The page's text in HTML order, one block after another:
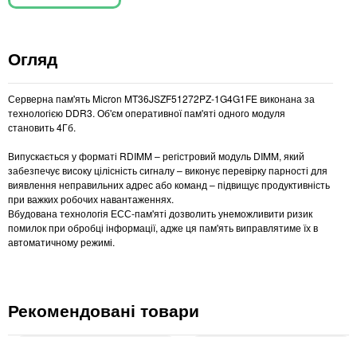
Огляд
Серверна пам'ять Micron MT36JSZF51272PZ-1G4G1FE виконана за
технологією DDR3. Об'єм оперативної пам'яті одного модуля
становить 4Гб.
Випускається у форматі RDIMM – регістровий модуль DIMM, який
забезпечує високу цілісність сигналу – виконує перевірку парності для
виявлення неправильних адрес або команд – підвищує продуктивність
при важких робочих навантаженнях.
Вбудована технологія ЕСС-пам'яті дозволить унеможливити ризик
помилок при обробці інформації, адже ця пам'ять виправлятиме їх в
автоматичному режимі.
Рекомендовані товари